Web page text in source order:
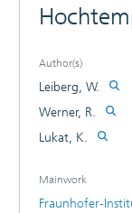
Author(s)
Leiberg, W.
Werner, R.
Lukat, K.
Mainwork
Fraunhofer-